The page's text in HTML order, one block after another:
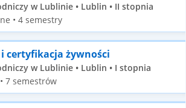
w Lublinie • Lublin • II stopnia
• 4 semestry
certyfikacja żywności
w Lublinie • Lublin • I stopnia
7 semestrów